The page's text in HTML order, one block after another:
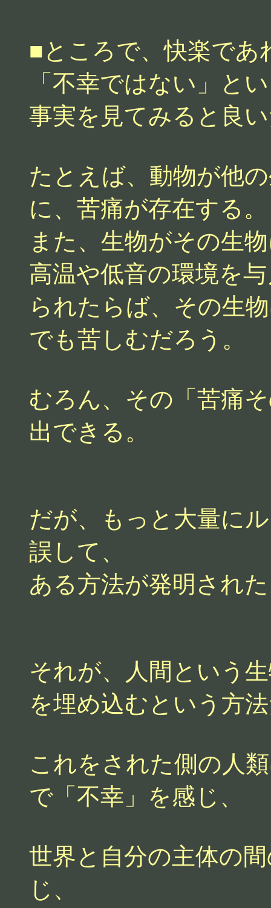
■ところで、快楽であ
「不幸ではない」と
事実を見てみると良
たとえば、動物が他
に、苦痛が存在する。
また、生物がその生
高温や低音の環境を
られたらば、その生
でも苦しむだろう。
むろん、その「苦痛
出できる。
だが、もっと大量に
誤して、
ある方法が発明され
それが、人間という
を埋め込むという方
これをされた側の人
で「不幸」を感じ、
世界と自分の主体の
じ、